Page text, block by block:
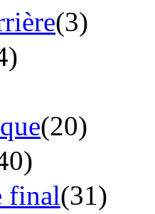
(3)
(20)
final(31)